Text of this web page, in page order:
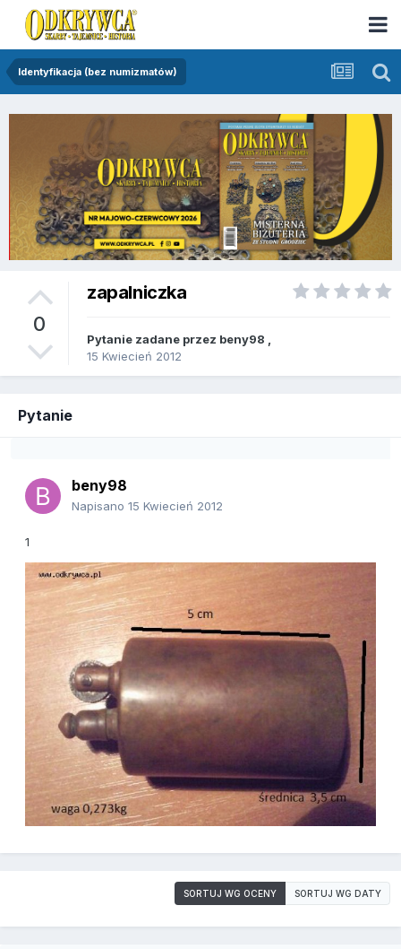
Identyfikacja (bez numizmatów)
0
zapalniczka
Pytanie zadane przez beny98
15 Kwiecień 2012
Pytanie
beny98
Napisano 15 Kwiecień 2012
1
SORTUJ WG OCENY SORTUJ WG DATY